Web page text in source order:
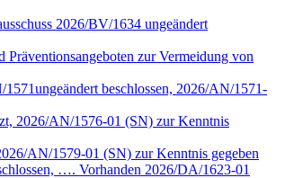
2026/BV/1634 ungeändert
zur Vermeidung von
beschlossen, 2026/AN/1571-
2026/AN/1576-01 (SN) zur Kenntnis
AN/1579-01 (SN) zur Kenntnis gegeben
…. Vorhanden 2026/DA/1623-01